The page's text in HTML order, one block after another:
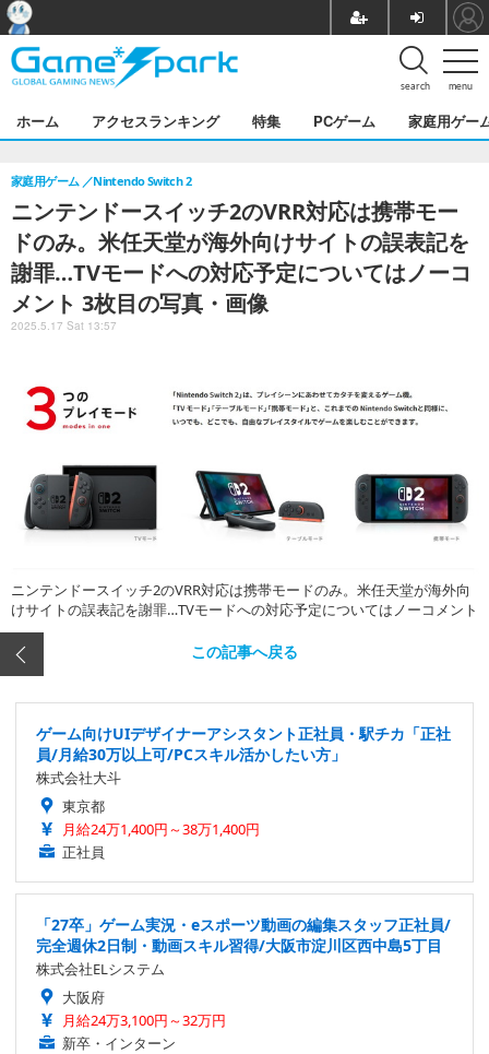
menu
search
ホーム アクセスランキング 特集 PCゲーム 家庭用ゲー
ニンテンドースイッチ2のVRR対応は携帯モー
ドのみ。米任天堂が海外向けサイトの誤表記を
謝罪…TVモードへの対応予定についてはノーコ
メント 3枚目の写真・画像
家庭用ゲーム Nintendo Switch 2
2025.5.17 Sat 13:57
ニンテンドースイッチ2のVRR対応は携帯モードのみ。米任天堂が海外向
けサイトの誤表記を謝罪…TVモードへの対応予定についてはノーコメント
この記事へ戻る
ゲーム向けUIデザイナーアシスタント正社員・駅チカ「正社
員/月給30万以上可/PCスキル活かしたい方」
株式会社大斗
東京都
月給24万1,400円～38万1,400円
正社員
「27卒」ゲーム実況・eスポーツ動画の編集スタッフ正社員/
完全週休2日制・動画スキル習得/大阪市淀川区西中島5丁目
株式会社ELシステム
大阪府
月給24万3,100円～32万円
新卒・インターン